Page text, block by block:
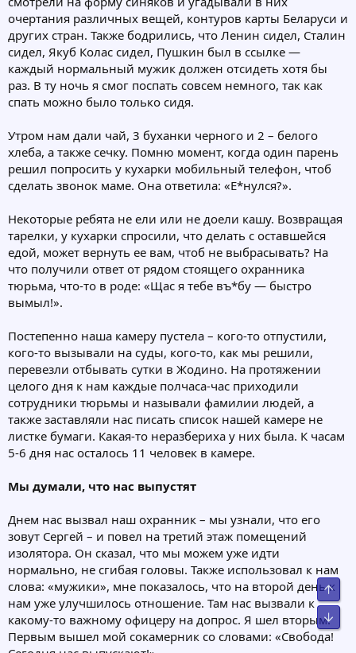
очертания различных вещей, контуров карты Беларуси и
других стран. Также бодрились, что Ленин сидел, Сталин
сидел, Якуб Колас сидел, Пушкин был в ссылке —
каждый нормальный мужик должен отсидеть хотя бы
раз. В ту ночь я смог поспать совсем немного, так как
спать можно было только сидя.
Утром нам дали чай, 3 буханки черного и 2 – белого
хлеба, а также сечку. Помню момент, когда один парень
решил попросить у кухарки мобильный телефон, чтоб
сделать звонок маме. Она ответила: «E*нулся?».
Некоторые ребята не ели или не доели кашу. Возвращая
тарелки, у кухарки спросили, что делать с оставшейся
едой, может вернуть ее вам, чтоб не выбрасывать? На
что получили ответ от рядом стоящего охранника
тюрьма, что-то в роде: «Щас я тебе въ*бу — быстро
вымыл!».
Постепенно наша камеру пустела – кого-то отпустили,
кого-то вызывали на суды, кого-то, как мы решили,
перевезли отбывать сутки в Жодино. На протяжении
целого дня к нам каждые полчаса-час приходили
сотрудники тюрьмы и называли фамилии людей, а
также заставляли нас писать список нашей камере не
листке бумаги. Какая-то неразбериха у них была. К часам
5-6 дня нас осталось 11 человек в камере.
Мы думали, что нас выпустят
Днем нас вызвал наш охранник – мы узнали, что его
зовут Сергей – и повел на третий этаж помещений
изолятора. Он сказал, что мы можем уже идти
нормально, не сгибая головы. Также использовал к нам
слова: «мужики», мне показалось, что на второй день к
нам уже улучшилось отношение. Там нас вызвали к
какому-то важному офицеру на допрос. Я шел вторым.
Первым вышeл мой сокамерник cо словами: «Свобода!